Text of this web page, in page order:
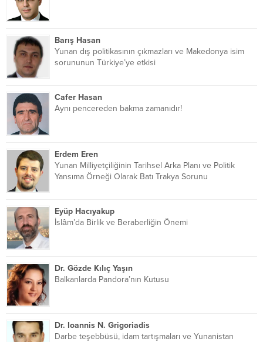
Barış Hasan
Yunan dış politikasının çıkmazları ve Makedonya isim
sorununun Türkiye’ye etkisi
Cafer Hasan
Aynı pencereden bakma zamanıdır!
Erdem Eren
Yunan Milliyetçiliğinin Tarihsel Arka Planı ve Politik
Yansıma Örneği Olarak Batı Trakya Sorunu
Eyüp Hacıyakup
İslâm’da Birlik ve Beraberliğin Önemi
Dr. Gözde Kılıç Yaşın
Balkanlarda Pandora’nın Kutusu
Dr. Ioannis N. Grigoriadis
Darbe teşebbüsü, idam tartışmaları ve Yunanistan